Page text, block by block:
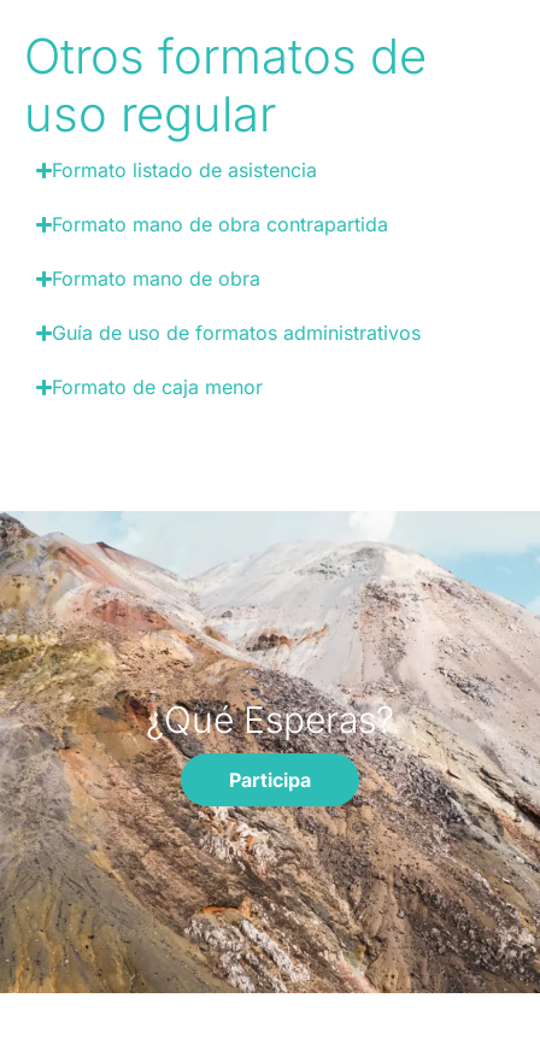
Otros formatos de
uso regular
Formato listado de asistencia
Formato mano de obra contrapartida
Formato mano de obra
Guía de uso de formatos administrativos
Formato de caja menor
¿Qué Esperas?
Participa